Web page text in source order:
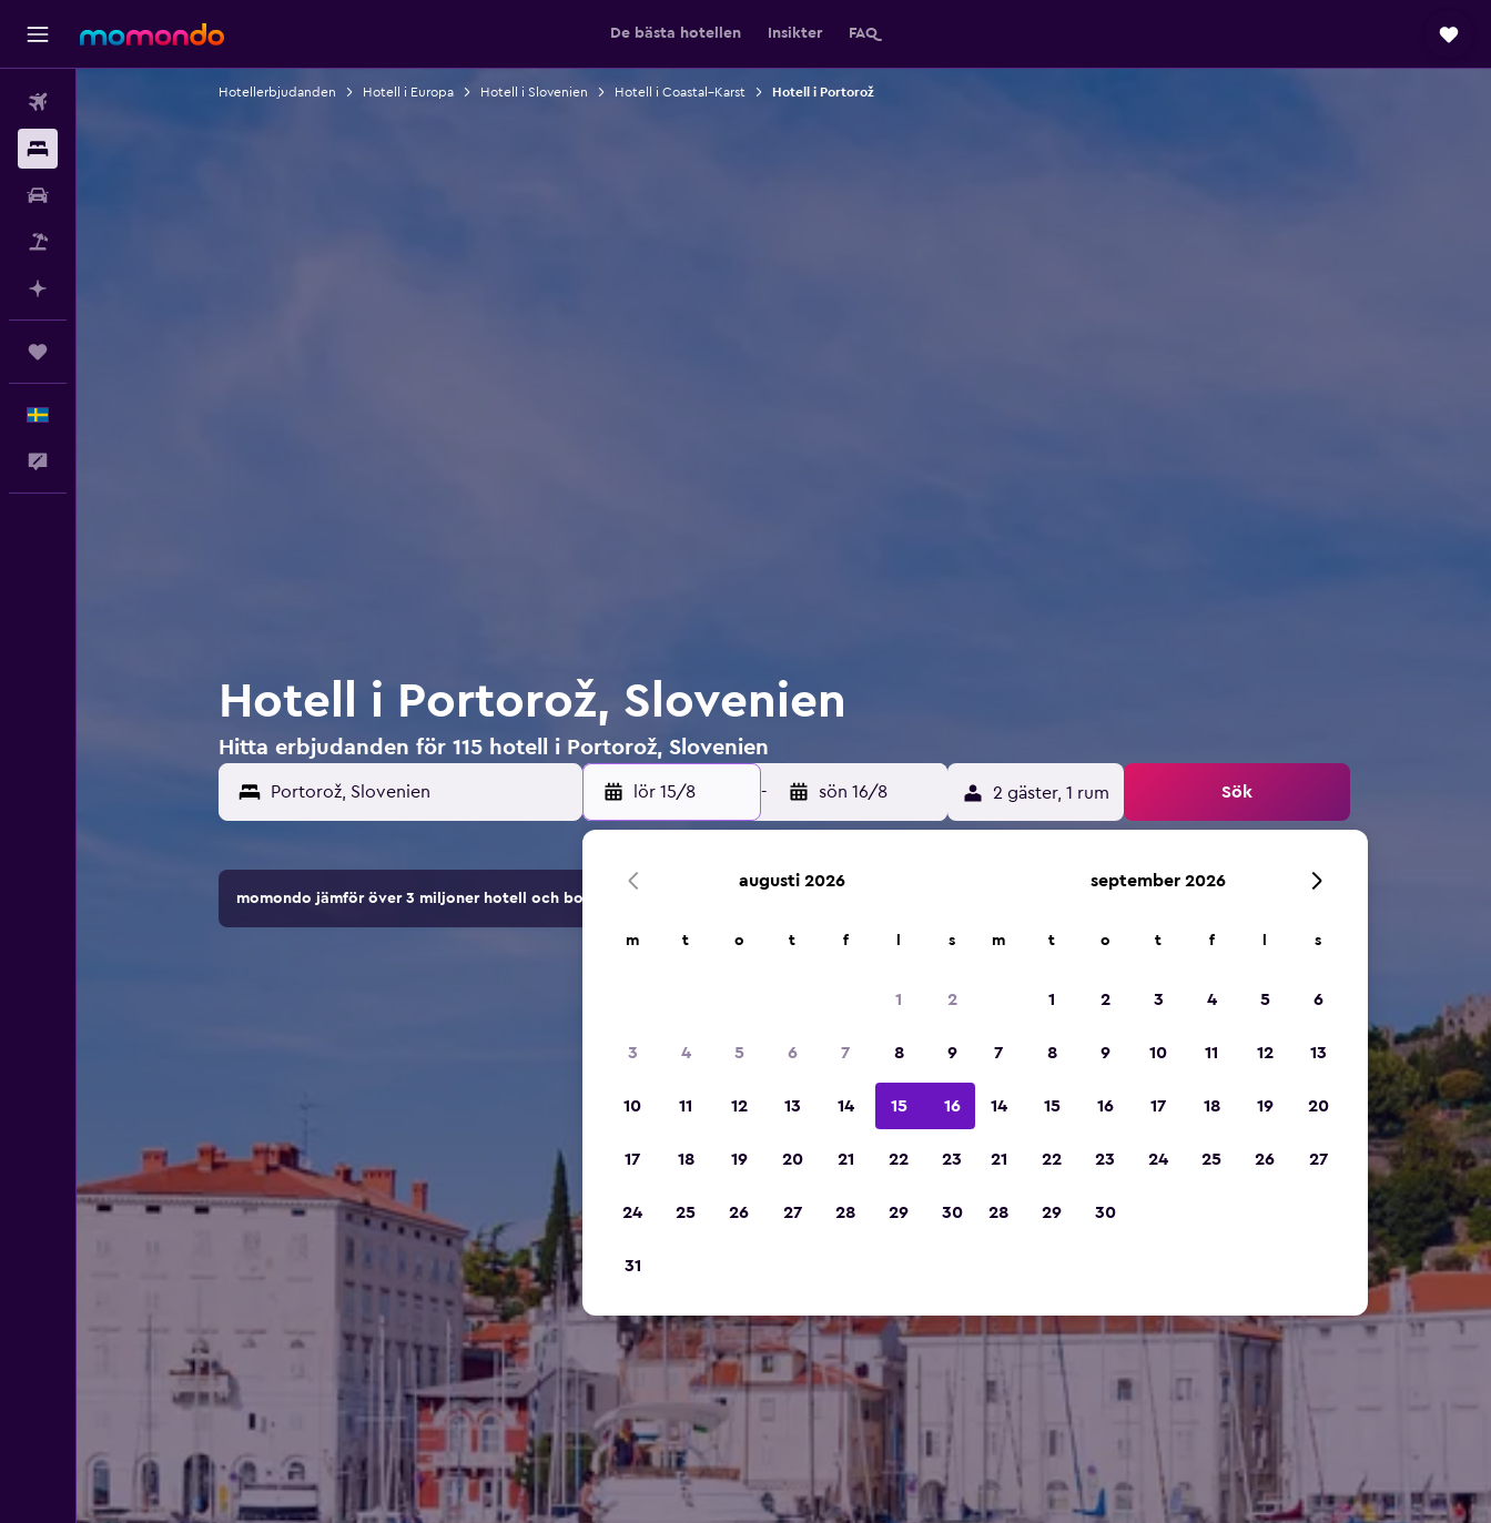
De bästa hotellen Insikter FAQ
Hotellerbjudanden Hotell i Europa Hotell i Slovenien Hotell i Coastal–Karst Hotell i Portorož
Hotell i Portorož, Slovenien
Hitta erbjudanden för 115 hotell i Portorož, Slovenien
lör 15/8 - sön 16/8 2 gäster, 1 rum Sök
momondo jämför över 3 miljoner hotell och boendealternativ.
augusti 2026
m t o t f s
1 2
3 4 5 6 7 8 9
10 11 12 13 14 15 16
17 18 19 20 21 22 23
24 25 26 27 28 29 30
31
september 2026
m t o t f s
1 2 3 4 5 6
7 8 9 10 11 12 13
14 15 16 17 18 19 20
21 22 23 24 25 26 27
28 29 30